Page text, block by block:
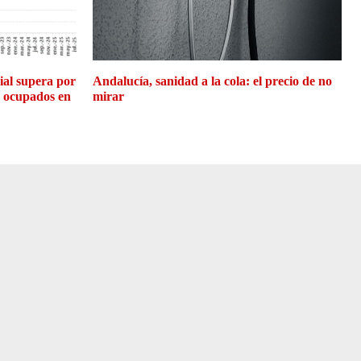
supera por
en
Andalucía, sanidad a la cola: el precio de no
mirar